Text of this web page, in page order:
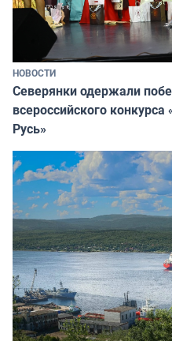
НОВОСТИ
Северянки одержали
всероссийского
Русь»